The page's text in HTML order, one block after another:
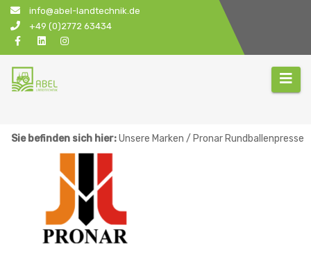
Zum
Inhalt
springen
info@abel-landtechnik.de
+49 (0)2772 63434
Sie befinden sich hier:Unsere Marken / Pronar Rundballenpresse